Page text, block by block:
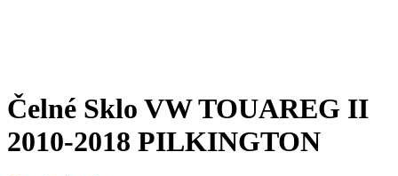
Čelné Sklo VW TOUAREG II
2010-2018 PILKINGTON